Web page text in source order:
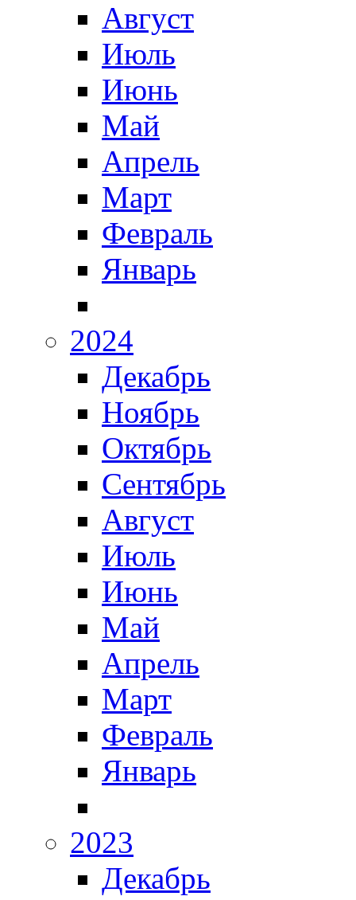
Август
Июль
Июнь
Май
Апрель
Март
Февраль
Январь
2024
Декабрь
Ноябрь
Октябрь
Сентябрь
Август
Июль
Июнь
Май
Апрель
Март
Февраль
Январь
2023
Декабрь